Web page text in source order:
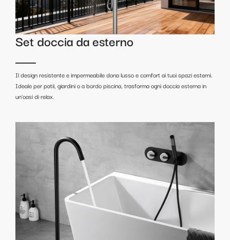
Set doccia da esterno
Il design resistente e impermeabile dona lusso e comfort ai tuoi spazi esterni.
Ideale per patii, giardini o a bordo piscina, trasforma ogni doccia esterna in
un'oasi di relax.